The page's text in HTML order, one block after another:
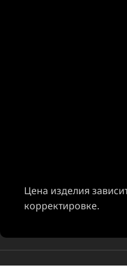
Цена изделия
корректировке.